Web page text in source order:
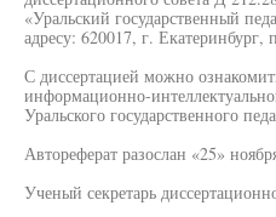
«Уральский государственный
адресу: 620017, г. Екатеринбург,
С диссертацией можно
информационно-
Уральского государственного
Автореферат разослан «25»
Ученый секретарь